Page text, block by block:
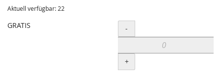
Aktuell verfügbar: 22
GRATIS Menge
-
+